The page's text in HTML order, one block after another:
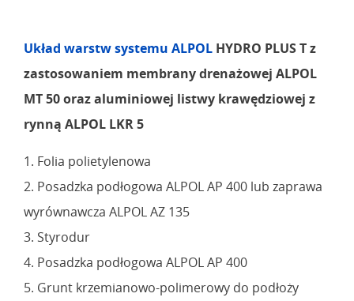
Układ warstw systemu ALPOL HYDRO PLUS T z
zastosowaniem membrany drenażowej ALPOL
MT 50 oraz aluminiowej listwy krawędziowej z
rynną ALPOL LKR 5
1. Folia polietylenowa
2. Posadzka podłogowa ALPOL AP 400 lub zaprawa
wyrównawcza ALPOL AZ 135
3. Styrodur
4. Posadzka podłogowa ALPOL AP 400
5. Grunt krzemianowo-polimerowy do podłoży